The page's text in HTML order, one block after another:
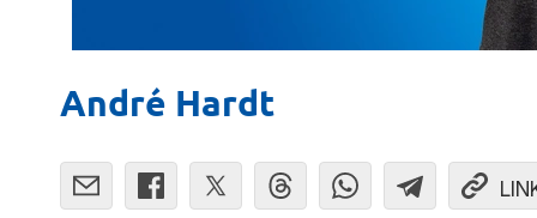
André Hardt